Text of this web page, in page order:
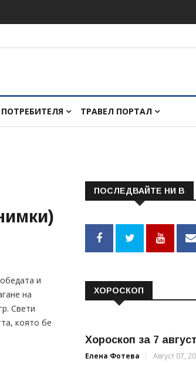
ТРАВЕЛ ПОРТАЛ
и
на
Свети
която бе
ПОСЛЕДВАЙТЕ НИ В
ХОРОСКОП
Хороскоп за 7 август
Елена Фотева Август 07,